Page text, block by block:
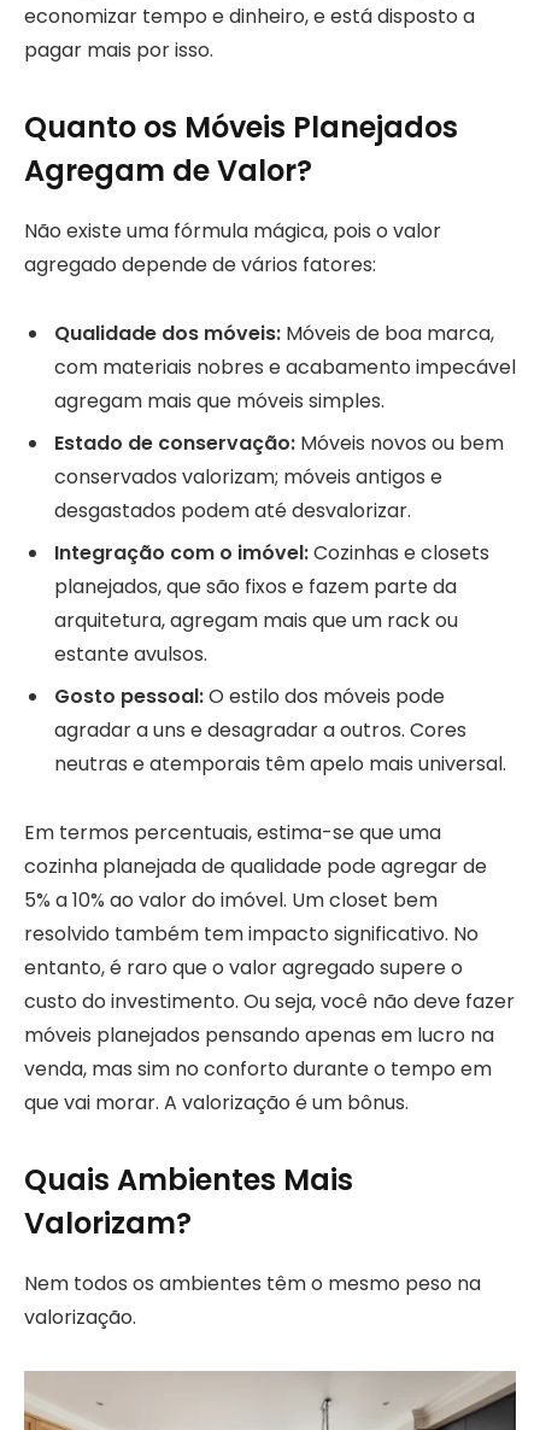
economizar tempo e dinheiro, e está disposto a
pagar mais por isso.
Quanto os Móveis Planejados
Agregam de Valor?
Não existe uma fórmula mágica, pois o valor
agregado depende de vários fatores:
Qualidade dos móveis: Móveis de boa marca,
com materiais nobres e acabamento impecável
agregam mais que móveis simples.
Estado de conservação: Móveis novos ou bem
conservados valorizam; móveis antigos e
desgastados podem até desvalorizar.
Integração com o imóvel:Cozinhas e closets
planejados, que são fixos e fazem parte da
arquitetura, agregam mais que um rack ou
estante avulsos.
Gosto pessoal:O estilo dos móveis pode
agradar a uns e desagradar a outros. Cores
neutras e atemporais têm apelo mais universal.
Em termos percentuais, estima-se que uma
cozinha planejada de qualidade pode agregar de
5% a 10% ao valor do imóvel. Um closet bem
resolvido também tem impacto significativo. No
entanto, é raro que o valor agregado supere o
custo do investimento. Ou seja, você não deve fazer
móveis planejados pensando apenas em lucro na
venda, mas sim no conforto durante o tempo em
que vai morar. A valorização é um bônus.
Quais Ambientes Mais
Valorizam?
Nem todos os ambientes têm o mesmo peso na
valorização.